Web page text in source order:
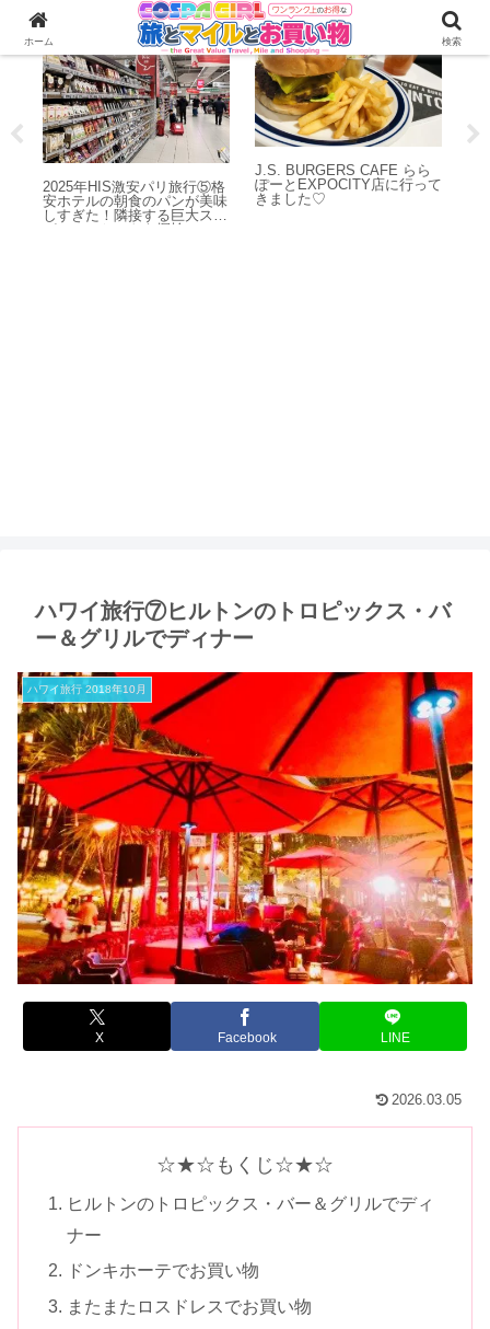
海外旅行
2025年HIS激安パリ旅行⑤格
安ホテルの朝食のパンが美味
しすぎた！隣接する巨大スー
パーマーケットも探検
J.S. BURGERS CAFE らら
ぽーとEXPOCITY店に行って
きました♡
ハワイ旅行⑦ヒルトンのトロピックス・バ
ー＆グリルでディナー
ハワイ旅行 2018年10月
X Facebook LINE
2026.03.05
☆★☆もくじ☆★☆
ヒルトンのトロピックス・バー＆グリルでディ
ナー
ドンキホーテでお買い物
またまたロスドレスでお買い物
ホーム 検索